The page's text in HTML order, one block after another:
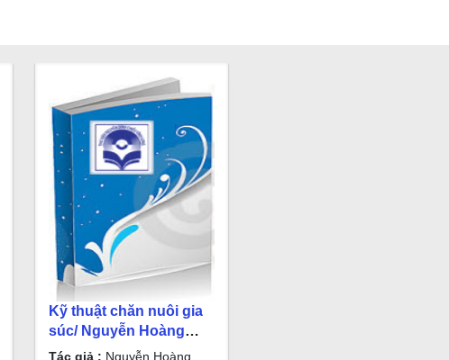
Kỹ thuật chăn nuôi gia
súc/ Nguyễn Hoàng
Lâm biên soạn
Tác giả : Nguyễn Hoàng